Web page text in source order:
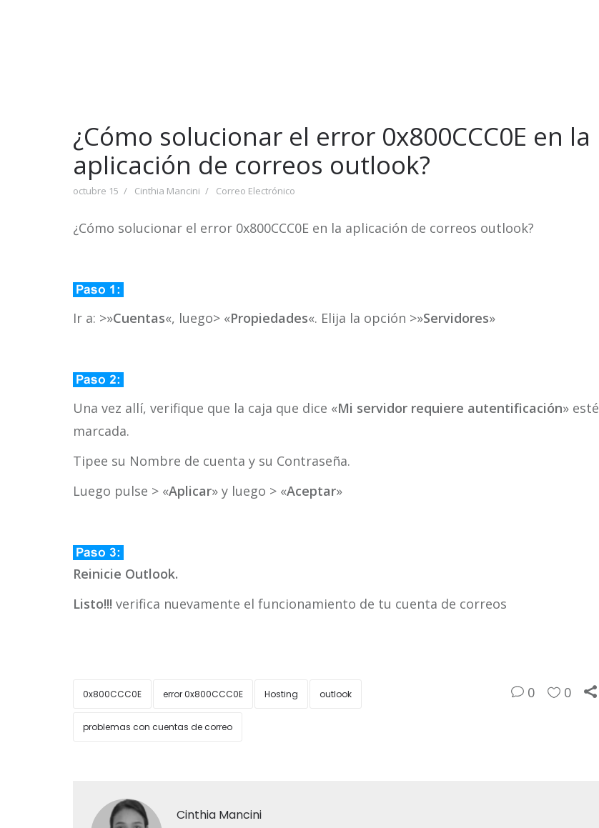
¿Cómo solucionar el error 0x800CCC0E en la
aplicación de correos outlook?
octubre 15 Cinthia Mancini Correo Electrónico
¿Cómo solucionar el error 0x800CCC0E en la aplicación de correos outlook?
Ir a: >»Cuentas«, luego> «Propiedades«. Elija la opción >»Servidores»
Una vez allí, verifique que la caja que dice «Mi servidor requiere autentificación» esté
marcada.
Tipee su Nombre de cuenta y su Contraseña.
Luego pulse > «Aplicar» y luego > «Aceptar»
Reinicie Outlook.
Listo!!! verifica nuevamente el funcionamiento de tu cuenta de correos
0x800CCC0E error 0x800CCC0E Hosting outlook
problemas con cuentas de correo
0 0
Cinthia Mancini